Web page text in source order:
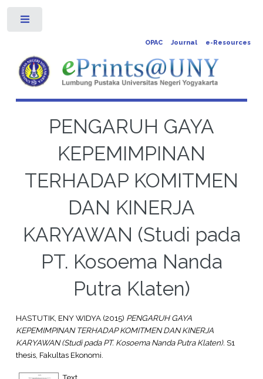
OPAC Journal e-Resources
PENGARUH GAYA
KEPEMIMPINAN
TERHADAP KOMITMEN
DAN KINERJA
KARYAWAN (Studi pada
PT. Kosoema Nanda
Putra Klaten)
HASTUTIK, ENY WIDYA(2015) PENGARUH GAYA
KEPEMIMPINAN TERHADAP KOMITMEN DAN KINERJA
KARYAWAN (Studi pada PT. Kosoema Nanda Putra Klaten). S1
thesis, Fakultas Ekonomi.
Text